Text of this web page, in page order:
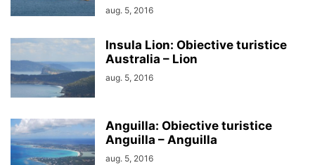
aug. 5, 2016
Insula Lion: Obiective turistice
Australia – Lion
aug. 5, 2016
Anguilla: Obiective turistice
Anguilla – Anguilla
aug. 5, 2016